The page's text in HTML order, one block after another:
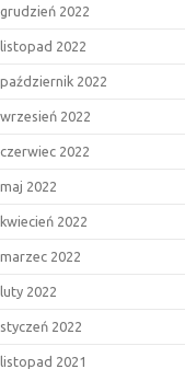
grudzień 2022
listopad 2022
październik 2022
wrzesień 2022
czerwiec 2022
maj 2022
kwiecień 2022
marzec 2022
luty 2022
styczeń 2022
listopad 2021